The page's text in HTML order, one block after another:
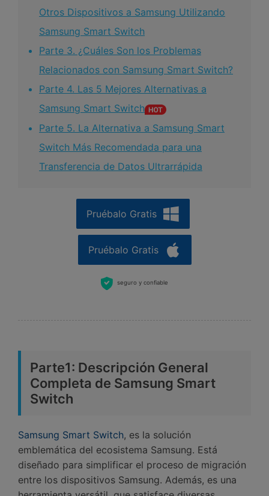
Otros Dispositivos a Samsung Utilizando
Samsung Smart Switch󠀲󠀡󠀤󠀥󠀠󠀤󠀡󠀡󠀡󠀡󠀳
Parte 3. 󠀰¿Cuáles Son los Problemas
Relacionados con Samsung Smart Switch?󠀲󠀡󠀤󠀥󠀠󠀤󠀡󠀡󠀣󠀳
Parte 4. 󠀰Las 5 Mejores Alternativas a
Samsung Smart Switch󠀲󠀡󠀤󠀥󠀠󠀤󠀡󠀡󠀥󠀳
Parte 5. La Alternativa a Samsung Smart
Switch Más Recomendada para una
Transferencia de Datos Ultrarrápida
Pruébalo Gratis
Pruébalo Gratis
seguro y confiable
Parte1: Descripción General
Completa de Samsung Smart
Switch󠀲󠀡󠀤󠀥󠀠󠀤󠀡󠀠󠀩󠀳
󠀰Samsung Smart Switch, es la solución
emblemática del ecosistema Samsung.󠀲󠀡󠀤󠀥󠀠󠀤󠀡󠀢󠀣󠀳󠀰 Está
diseñado para simplificar el proceso de migración
entre los dispositivos Samsung.󠀲󠀡󠀤󠀥󠀠󠀤󠀡󠀢󠀤󠀳󠀰 Además, es una